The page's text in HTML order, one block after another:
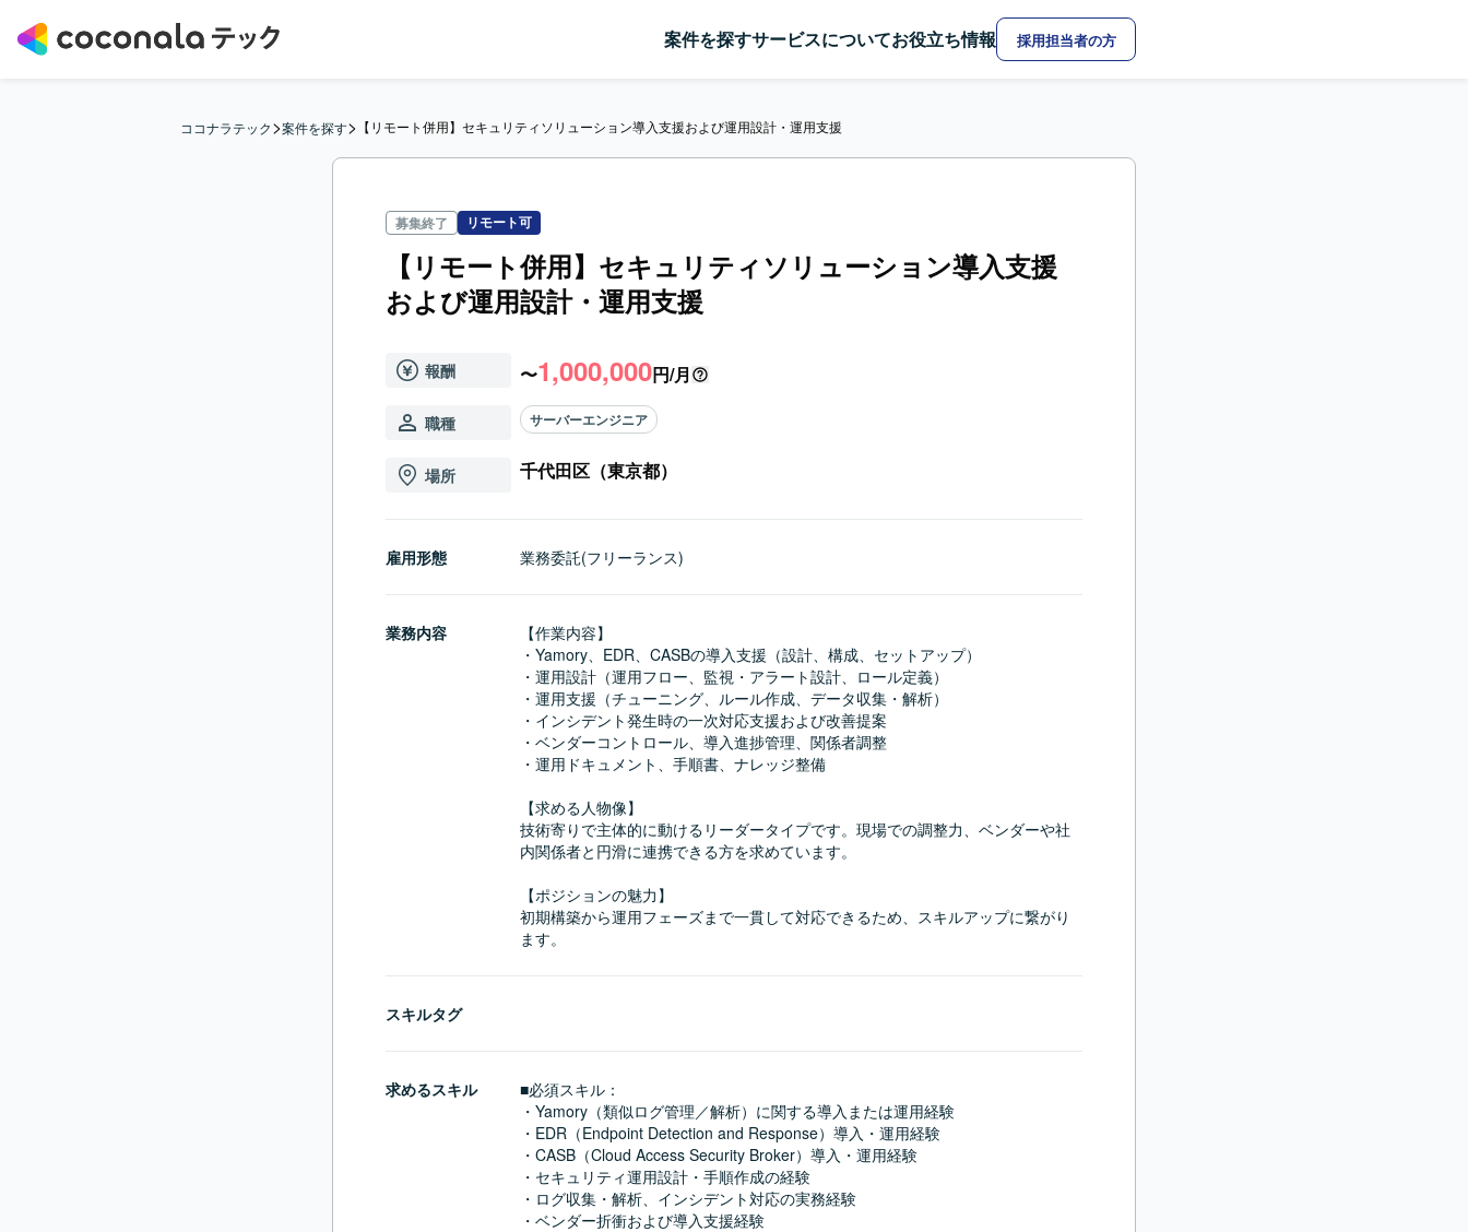
案件を探すサービスについてお役立ち情報 採用担当者の方
ココナラテック>案件を探す> 【リモート併用】セキュリティソリューション導入支援および運用設計・運用支援
募集終了 リモート可
【リモート併用】セキュリティソリューション導入支援
および運用設計・運用支援
報酬 〜1,000,000円/月
職種 サーバーエンジニア
場所 千代田区（東京都）
雇用形態 業務委託(フリーランス)
業務内容
【作業内容】
・Yamory、EDR、CASBの導入支援（設計、構成、セットアップ）
・運用設計（運用フロー、監視・アラート設計、ロール定義）
・運用支援（チューニング、ルール作成、データ収集・解析）
・インシデント発生時の一次対応支援および改善提案
・ベンダーコントロール、導入進捗管理、関係者調整
・運用ドキュメント、手順書、ナレッジ整備
【求める人物像】
技術寄りで主体的に動けるリーダータイプです。現場での調整力、ベンダーや社
内関係者と円滑に連携できる方を求めています。
【ポジションの魅力】
初期構築から運用フェーズまで一貫して対応できるため、スキルアップに繋がり
ます。
スキルタグ
求めるスキル
■必須スキル：
・Yamory（類似ログ管理／解析）に関する導入または運用経験
・EDR（Endpoint Detection and Response）導入・運用経験
・CASB（Cloud Access Security Broker）導入・運用経験
・セキュリティ運用設計・手順作成の経験
・ログ収集・解析、インシデント対応の実務経験
・ベンダー折衝および導入支援経験